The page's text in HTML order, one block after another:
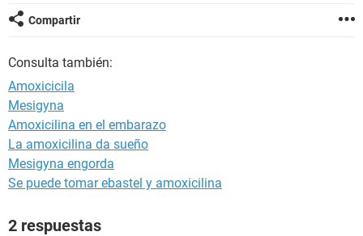
Compartir
Consulta también:
Amoxicicila
Mesigyna
Amoxicilina en el embarazo
La amoxicilina da sueño
Mesigyna engorda
Se puede tomar ebastel y amoxicilina
2 respuestas